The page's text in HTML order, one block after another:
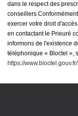
dans le respect des
conseillers
exercer votre droit
en contactant le Prieuré
informons de l'existence
téléphonique « Bloctel »,
https://www.bloctel.gouv.fr/